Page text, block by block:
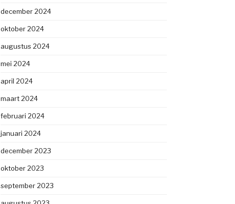
december 2024
oktober 2024
augustus 2024
mei 2024
april 2024
maart 2024
februari 2024
januari 2024
december 2023
oktober 2023
september 2023